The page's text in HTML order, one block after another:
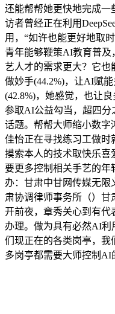
还能帮帮她更快地完成一
访者曾经正在利用
用，“如许也能更好地取
青年能够鞭策AI教育普及
艺人才的需求更大？它
做妙手(44.2%)，让AI赋
(42.8%)，她感觉，也让
参取AI公益勾当，超四分
话题。帮帮大师缩小数字
佳怡正在寻找练习工做时
摸索本人的技术取快乐
要更多控制相关手艺的年
办：甘肃中甘网传媒无
肃协调律师事务所（）甘
开前夜，章秀关心到有代
办理。做为具有必然AI
们现正在的各类岗亭，我
多岗亭都需要大师控制AI